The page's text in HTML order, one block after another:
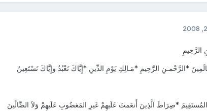
الرَّحِيمِ
*الرَّحْمـنِ الرَّحِيمِ *مَـالِكِ يَوْمِ الدِّينِ *إِيَّاكَ نَعْبُدُ وإِيَّاكَ نَسْتَعِينُ
المُستَقِيمَ *صِرَاطَ الَّذِينَ أَنعَمتَ عَلَيهِمْ غَيرِ المَغضُوبِ عَلَيهِمْ وَلاَ الضَّالِّينَ